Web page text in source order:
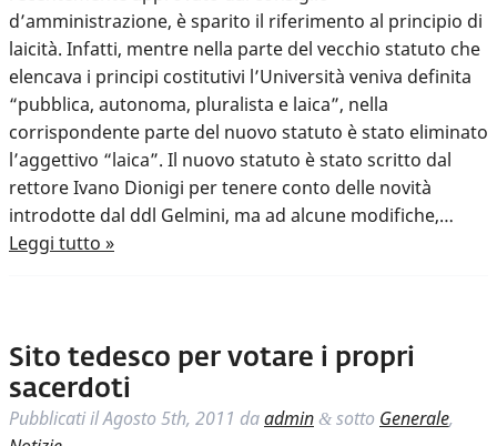
d’amministrazione, è sparito il riferimento al principio di
laicità. Infatti, mentre nella parte del vecchio statuto che
elencava i principi costitutivi l’Università veniva definita
“pubblica, autonoma, pluralista e laica”, nella
corrispondente parte del nuovo statuto è stato eliminato
l’aggettivo “laica”. Il nuovo statuto è stato scritto dal
rettore Ivano Dionigi per tenere conto delle novità
introdotte dal ddl Gelmini, ma ad alcune modifiche,…
Leggi tutto »
Sito tedesco per votare i propri
sacerdoti
Pubblicati ilAgosto 5th, 2011 daadmin & sotto Generale,